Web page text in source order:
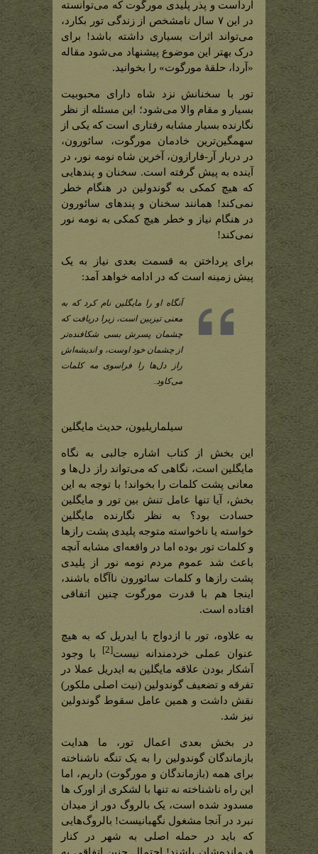
آرداست و پذر پلیدی مورگوت که می‌توانسته
در این ۷ سال نامشخص از زندگی تور بکارد،
می‌تواند اثرات بسیاری داشته باشد! برای
درک بهتر این موضوع پیشنهاد می‌شود مقاله
«آردا، حلقۀ مورگوت» را بخوانید.
تور با سخنانش نزد شاه دارای محبوبیت
بسیار و مقام والا می‌شود؛ این مسئله از نظر
نگارنده بسیار مشابه رفتاری است که یکی از
سهمگین‌ترین خادمان مورگوت، سائورون،
در دربار آر-فارازون، آخرین شاه نومه نور، در
آینده به پیش گرفته است. سخنان و پندهایی
که هیچ کمکی به گوندولین در هنگام خطر
نمی‌کند! همانند سخنان و پندهای سائورون
در هنگام نیاز و خطر هیچ کمکی به نومه نور
نمی‌کند!
برای پرداختن به قسمت بعدی نیاز به یک
پیش زمینه است که در ادامه خواهد آمد:
آنگاه او را مایگلین نام کرد که به
معنی تیزبین است، زیرا دریافت که
چشمان پسرش بسی شکافنده‌تر
از چشمان خود اوست، و اندیشه‌اش
راز دل‌ها را فراسوی مه کلمات
می‌کاود.
سیلماریلیون، حدیث مایگلین
این بخش از کتاب اشاره جالبی به نگاه
مایگلین است، نگاهی که می‌تواند راز دل‌ها و
معانی پشت کلمات را بخواند! با توجه به این
بخش، آیا تنها عامل تنش بین تور و مایگلین
حسادت بود؟ به نظر نگارنده مایگلین
خواسته یا ناخواسته متوجه پلیدی پشت رازها
و کلمات تور بوده اما در واقعه‌ای مشابه آنچه
باعث شد عموم مردم نومه نور از پلیدی
پشت رازها و کلمات سائورون ناآگاه باشند،
اینجا هم با قدرت مورگوت چنین اتفاقی
افتاده است.
به علاوه، تور با ازدواج با ایدریل که به هیچ
عنوان عملی خردمندانه نیست[2]
با وجود
آشکار بودن علاقه مایگلین به ایدریل عملا در
تفرقه و تضعیف گوندولین (نیت اصلی ملکور)
نقش داشت و همین عامل سقوط گوندولین
نیز شد.
در بخش بعدی اعمال تور، ما هدایت
بازماندگان گوندولین را به یک تنگه ناشناخته
برای همه (بازماندگان و مورگوت) داریم، اما
این راه ناشناخته نه تنها با لشکری از اورک ها
مسدود شده است، یک بالروگ دور از میدان
نبرد در آنجا مشغول نگهبانیست! بالروگ‌هایی
که باید در حمله اصلی به شهر در کنار